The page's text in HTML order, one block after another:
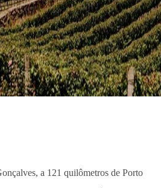
a 121 quilômetros de Porto